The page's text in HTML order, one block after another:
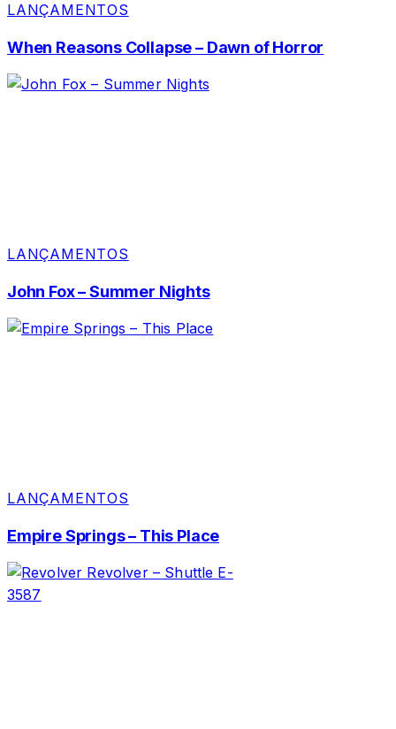
LANÇAMENTOS
When Reasons Collapse – Dawn of Horror
LANÇAMENTOS
John Fox – Summer Nights
LANÇAMENTOS
Empire Springs – This Place